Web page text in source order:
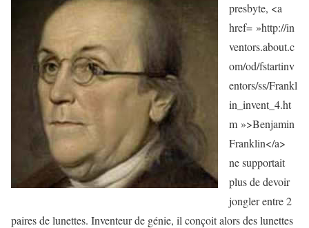
presbyte, <a
href= »http://in
ventors.about.c
om/od/fstartinv
entors/ss/Frankl
in_invent_4.ht
m »>Benjamin
Franklin</a>
ne supportait
plus de devoir
jongler entre 2
paires de lunettes. Inventeur de génie, il conçoit alors des lunettes